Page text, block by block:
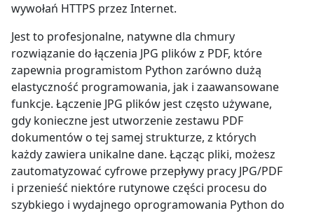
wywołań HTTPS przez Internet.
Jest to profesjonalne, natywne dla chmury
rozwiązanie do łączenia JPG plików z PDF, które
zapewnia programistom Python zarówno dużą
elastyczność programowania, jak i zaawansowane
funkcje. Łączenie JPG plików jest często używane,
gdy konieczne jest utworzenie zestawu PDF
dokumentów o tej samej strukturze, z których
każdy zawiera unikalne dane. Łącząc pliki, możesz
zautomatyzować cyfrowe przepływy pracy JPG/PDF
i przenieść niektóre rutynowe części procesu do
szybkiego i wydajnego oprogramowania Python do